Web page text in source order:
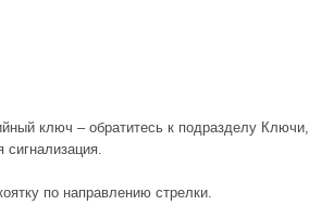
ключ – обратитесь к подразделу Ключи,
по направлению стрелки.